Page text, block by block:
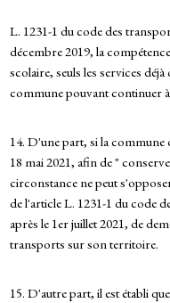
L. 1231-1 du code des
décembre 2019, la
scolaire, seuls les services
commune pouvant continuer
14. D'une part, si la
18 mai 2021, afin de "
circonstance ne peut
de l'article L. 1231-1 du code
après le 1er juillet 2021, de
transports sur son territoire.
15. D'autre part, il est établi